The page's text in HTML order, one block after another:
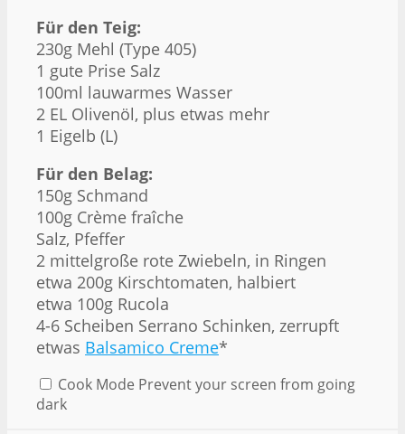
Für den Teig:
230g Mehl (Type 405)
1 gute Prise Salz
100ml lauwarmes Wasser
2 EL Olivenöl, plus etwas mehr
1 Eigelb (L)
Für den Belag:
150g Schmand
100g Crème fraîche
Salz, Pfeffer
2 mittelgroße rote Zwiebeln, in Ringen
etwa 200g Kirschtomaten, halbiert
etwa 100g Rucola
4-6 Scheiben Serrano Schinken, zerrupft
etwas Balsamico Creme*
Cook Mode Prevent your screen from going
dark